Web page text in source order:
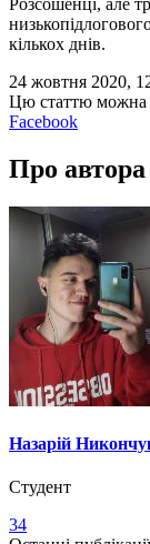
кількох днів.
24 жовтня 2020,
Цю статтю можна
Facebook
Про автора
Назарій
Студент
34